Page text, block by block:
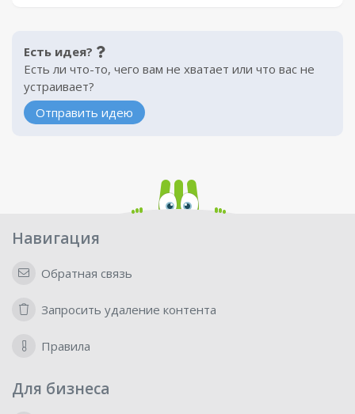
Есть идея?
Есть ли что-то, чего вам не хватает или что вас не
устраивает?
Отправить идею
Навигация
Обратная связь
Запросить удаление контента
Правила
Для бизнеса